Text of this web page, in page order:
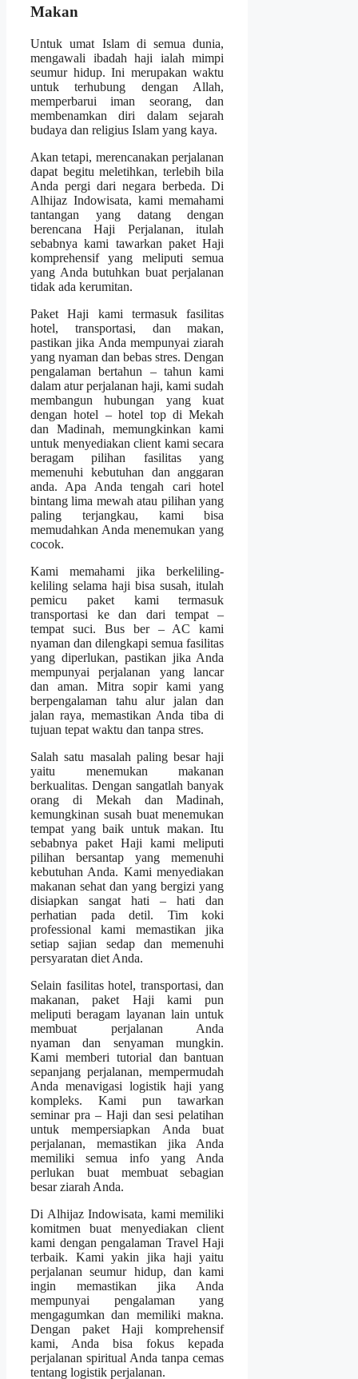
Makan
Untuk umat Islam di semua dunia,
mengawali ibadah haji ialah mimpi
seumur hidup. Ini merupakan waktu
untuk terhubung dengan Allah,
memperbarui iman seorang, dan
membenamkan diri dalam sejarah
budaya dan religius Islam yang kaya.
Akan tetapi, merencanakan perjalanan
dapat begitu meletihkan, terlebih bila
Anda pergi dari negara berbeda. Di
Alhijaz Indowisata, kami memahami
tantangan yang datang dengan
berencana Haji Perjalanan, itulah
sebabnya kami tawarkan paket Haji
komprehensif yang meliputi semua
yang Anda butuhkan buat perjalanan
tidak ada kerumitan.
Paket Haji kami termasuk fasilitas
hotel, transportasi, dan makan,
pastikan jika Anda mempunyai ziarah
yang nyaman dan bebas stres. Dengan
pengalaman bertahun – tahun kami
dalam atur perjalanan haji, kami sudah
membangun hubungan yang kuat
dengan hotel – hotel top di Mekah
dan Madinah, memungkinkan kami
untuk menyediakan client kami secara
beragam pilihan fasilitas yang
memenuhi kebutuhan dan anggaran
anda. Apa Anda tengah cari hotel
bintang lima mewah atau pilihan yang
paling terjangkau, kami bisa
memudahkan Anda menemukan yang
cocok.
Kami memahami jika berkeliling-
keliling selama haji bisa susah, itulah
pemicu paket kami termasuk
transportasi ke dan dari tempat –
tempat suci. Bus ber – AC kami
nyaman dan dilengkapi semua fasilitas
yang diperlukan, pastikan jika Anda
mempunyai perjalanan yang lancar
dan aman. Mitra sopir kami yang
berpengalaman tahu alur jalan dan
jalan raya, memastikan Anda tiba di
tujuan tepat waktu dan tanpa stres.
Salah satu masalah paling besar haji
yaitu menemukan makanan
berkualitas. Dengan sangatlah banyak
orang di Mekah dan Madinah,
kemungkinan susah buat menemukan
tempat yang baik untuk makan. Itu
sebabnya paket Haji kami meliputi
pilihan bersantap yang memenuhi
kebutuhan Anda. Kami menyediakan
makanan sehat dan yang bergizi yang
disiapkan sangat hati – hati dan
perhatian pada detil. Tim koki
professional kami memastikan jika
setiap sajian sedap dan memenuhi
persyaratan diet Anda.
Selain fasilitas hotel, transportasi, dan
makanan, paket Haji kami pun
meliputi beragam layanan lain untuk
membuat perjalanan Anda
nyaman dan senyaman mungkin.
Kami memberi tutorial dan bantuan
sepanjang perjalanan, mempermudah
Anda menavigasi logistik haji yang
kompleks. Kami pun tawarkan
seminar pra – Haji dan sesi pelatihan
untuk mempersiapkan Anda buat
perjalanan, memastikan jika Anda
memiliki semua info yang Anda
perlukan buat membuat sebagian
besar ziarah Anda.
Di Alhijaz Indowisata, kami memiliki
komitmen buat menyediakan client
kami dengan pengalaman Travel Haji
terbaik. Kami yakin jika haji yaitu
perjalanan seumur hidup, dan kami
ingin memastikan jika Anda
mempunyai pengalaman yang
mengagumkan dan memiliki makna.
Dengan paket Haji komprehensif
kami, Anda bisa fokus kepada
perjalanan spiritual Anda tanpa cemas
tentang logistik perjalanan.